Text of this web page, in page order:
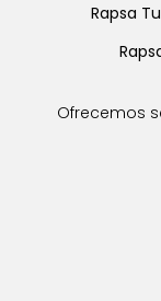
Rapsa
Ofrecemos